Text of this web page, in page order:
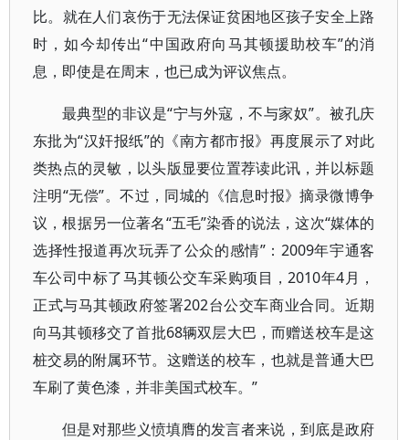
比。就在人们哀伤于无法保证贫困地区孩子安全上路
时，如今却传出“中国政府向马其顿援助校车”的消
息，即使是在周末，也已成为评议焦点。
最典型的非议是“宁与外寇，不与家奴”。被孔庆
东批为“汉奸报纸”的《南方都市报》再度展示了对此
类热点的灵敏，以头版显要位置荐读此讯，并以标题
注明“无偿”。不过，同城的《信息时报》摘录微博争
议，根据另一位著名“五毛”染香的说法，这次“媒体的
选择性报道再次玩弄了公众的感情”：2009年宇通客
车公司中标了马其顿公交车采购项目，2010年4月，
正式与马其顿政府签署202台公交车商业合同。近期
向马其顿移交了首批68辆双层大巴，而赠送校车是这
桩交易的附属环节。这赠送的校车，也就是普通大巴
车刷了黄色漆，并非美国式校车。”
但是对那些义愤填膺的发言者来说，到底是政府